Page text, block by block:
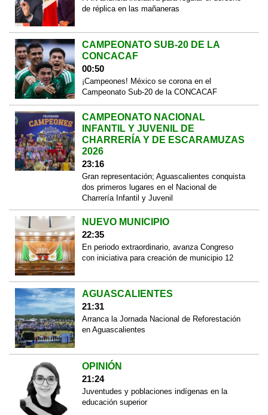
de réplica en las mañaneras
CAMPEONATO SUB-20 DE LA
CONCACAF
00:50
¡Campeones! México se corona en el
Campeonato Sub-20 de la CONCACAF
CAMPEONATO NACIONAL
INFANTIL Y JUVENIL DE
CHARRERÍA Y DE ESCARAMUZAS
2026
23:16
Gran representación; Aguascalientes conquista
dos primeros lugares en el Nacional de
Charrería Infantil y Juvenil
NUEVO MUNICIPIO
22:35
En periodo extraordinario, avanza Congreso
con iniciativa para creación de municipio 12
AGUASCALIENTES
21:31
Arranca la Jornada Nacional de Reforestación
en Aguascalientes
OPINIÓN
21:24
Juventudes y poblaciones indígenas en la
educación superior